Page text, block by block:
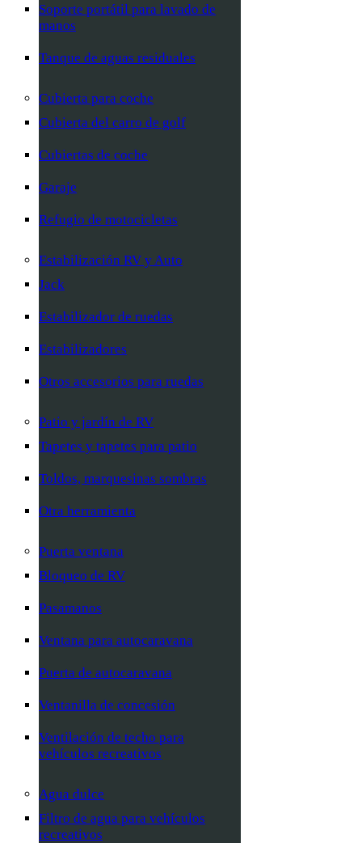
Soporte portátil para lavado de
manos
Tanque de aguas residuales
Cubierta para coche
Cubierta del carro de golf
Cubiertas de coche
Garaje
Refugio de motocicletas
Estabilización RV y Auto
Jack
Estabilizador de ruedas
Estabilizadores
Otros accesorios para ruedas
Patio y jardín de RV
Tapetes y tapetes para patio
Toldos, marquesinas sombras
Otra herramienta
Puerta ventana
Bloqueo de RV
Pasamanos
Ventana para autocaravana
Puerta de autocaravana
Ventanilla de concesión
Ventilación de techo para
vehículos recreativos
Agua dulce
Filtro de agua para vehículos
recreativos